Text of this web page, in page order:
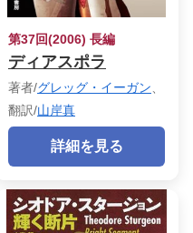
第37回(2006) 長編
ディアスポラ
著者/グレッグ・イーガン
翻訳/山岸真
詳細を見る